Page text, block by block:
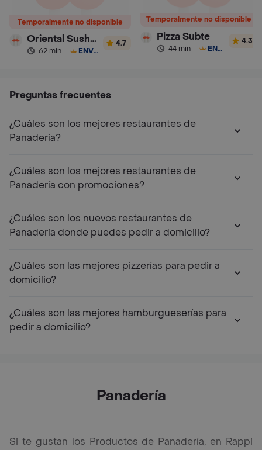
Temporalmente no disponible
Oriental Sushi Express
62 min · ENVÍO GRATIS
4.7
Temporalmente no disponible
Pizza Subte
44 min · ENVÍO GRATIS
4.3
Preguntas frecuentes
¿Cuáles son los mejores restaurantes de
Panadería?
¿Cuáles son los mejores restaurantes de
Panadería con promociones?
¿Cuáles son los nuevos restaurantes de
Panadería donde puedes pedir a domicilio?
¿Cuáles son las mejores pizzerías para pedir a
domicilio?
¿Cuáles son las mejores hamburgueserías para
pedir a domicilio?
Panadería
Si te gustan los Productos de Panadería, en Rappi